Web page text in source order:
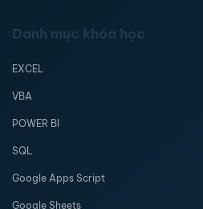
Danh mục khóa học
EXCEL
VBA
POWER BI
SQL
Google Apps Script
Google Sheets